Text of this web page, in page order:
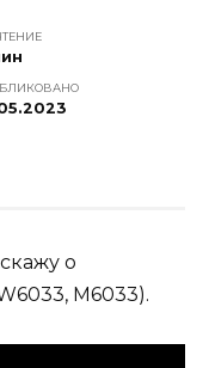
о
M6033).